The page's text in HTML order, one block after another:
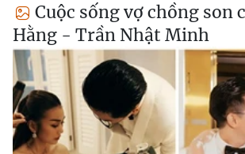
Cuộc sống vợ chồng son
Hằng - Trần Nhật Minh